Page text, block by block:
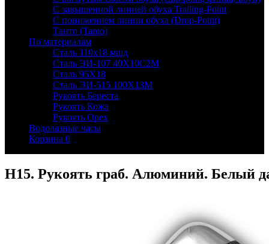
С завышенной линией обуха Trailing-Point
С понижением линии обуха (Drop-Point)
Танто (Tanto)
По материалам
Сталь 110х18 мшд
Сталь ЭИ-107 40Х10С2М
Сталь 95Х18
Сталь ЭИ-515 100Х13М
Рукоять Береста
Рукоять Кожа
Рукоять Орех
Водолазные часы
Корзина 0
Н15. Рукоять граб. Алюминий. Белый